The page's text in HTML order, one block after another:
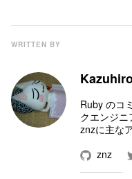
WRITTEN BY
Ruby のコ
クエンジニ
znzに主な
znz